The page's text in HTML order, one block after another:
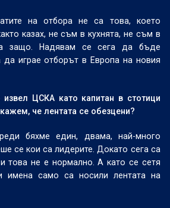
на отбора не са това, което
казах, не съм в кухнята, не съм в
защо. Надявам се сега да бъде
да играе отборът в Европа на новия
извел ЦСКА като капитан в стотици
че лентата се обезцени?
бяхме един, двама, най-много
се кои са лидерите. Докато сега са
това не е нормално. А като се сетя
имена само са носили лентата на